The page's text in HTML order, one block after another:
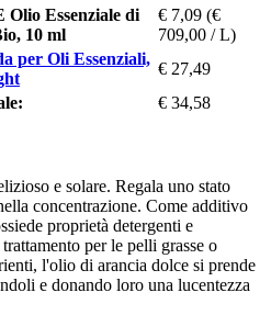
Essenziale di
10 ml
€ 7,09 (€
709,00 / L)
per Oli Essenziali,
€ 27,49
€ 34,58
e solare. Regala uno stato
concentrazione. Come additivo
proprietà detergenti e
per le pelli grasse o
l'olio di arancia dolce si prende
e donando loro una lucentezza